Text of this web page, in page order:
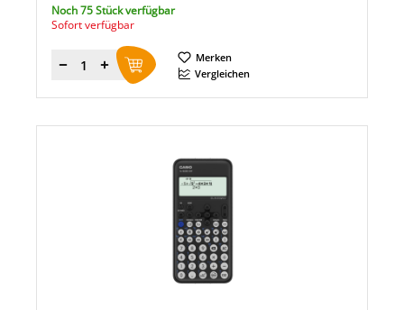
Noch 75 Stück verfügbar
Sofort verfügbar
Menge
Merken
Vergleichen